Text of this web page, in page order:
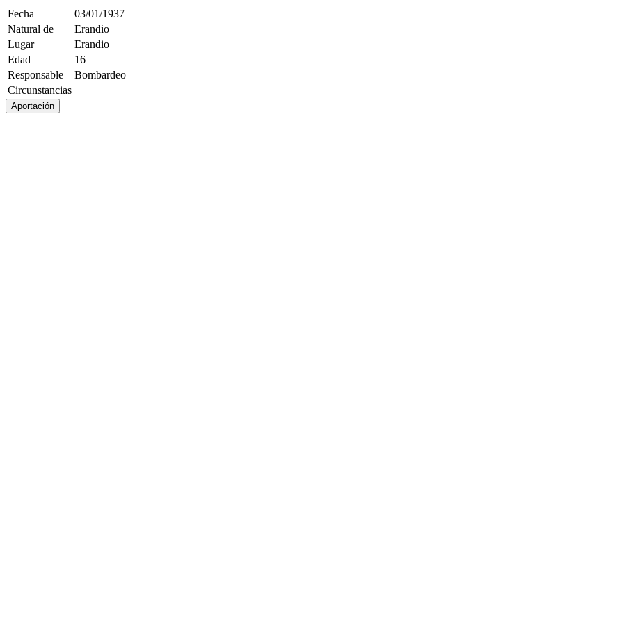
Fecha
03/01/1937
Natural de
Erandio
Lugar
Erandio
Edad
16
Responsable
Bombardeo
Circunstancias